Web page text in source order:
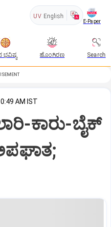
UV English
E-Paper
ಭವಿಷ್ಯ ಹೊಂಗಿರಣ Search
AM IST
ಕಾರು-ಬೈಕ್